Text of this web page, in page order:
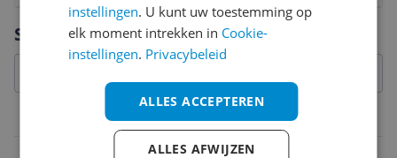
Specificaties
Belangrijkste kenmerken
Vraag 1 van 4
instellingen. U kunt uw toestemming op
elk moment intrekken in Cookie-
instellingen. Privacybeleid
ALLES ACCEPTEREN
ALLES AFWIJZEN